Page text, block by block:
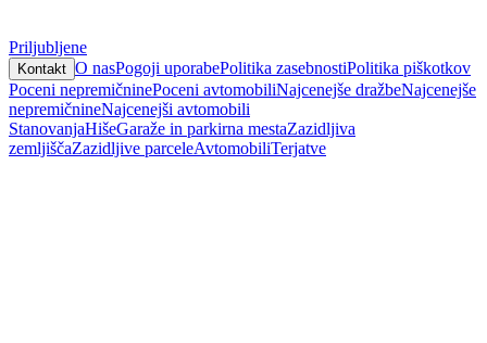
Priljubljene
Kontakt O nasPogoji uporabePolitika zasebnostiPolitika piškotkov
Poceni nepremičninePoceni avtomobiliNajcenejše dražbeNajcenejše
nepremičnineNajcenejši avtomobili
StanovanjaHišeGaraže in parkirna mestaZazidljiva
zemljiščaZazidljive parceleAvtomobiliTerjatve